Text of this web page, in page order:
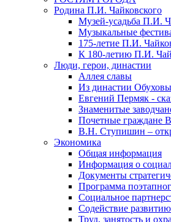
Родина П.И. Чайковского
Музей-усадьба П.И.
Музыкальные
175-летие П.И.
К 180-летию П.И.
Люди, герои, династии
Аллея славы
Из династии
Евгений Пермяк -
Знаменитые
Почетные граждане
В.Н. Ступишин –
Экономика
Общая информация
Информация о
Документы
Программа
Социальное
Содействие
Труд, занятость и